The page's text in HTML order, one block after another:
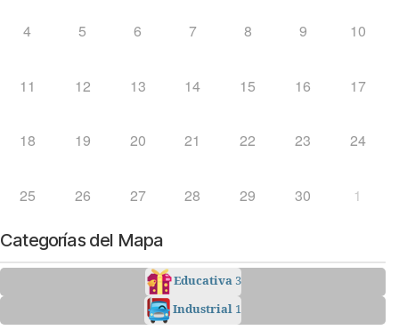
4 5 6 7 8 9 10
11 12 13 14 15 16 17
18 19 20 21 22 23 24
25 26 27 28 29 30 1
Categorías del Mapa
Educativa3
Industrial 1